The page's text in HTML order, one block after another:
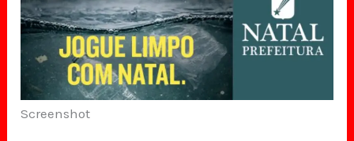
Screenshot